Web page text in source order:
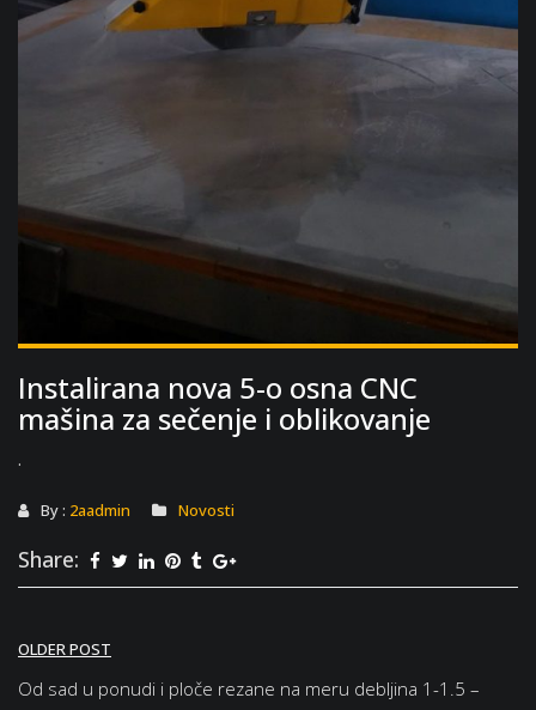
Instalirana nova 5-o osna CNC
mašina za sečenje i oblikovanje
.
By : 2aadmin Novosti
Share:
Кретање
чланка
OLDER POST
Od sad u ponudi i ploče rezane na meru debljina 1-1.5 –